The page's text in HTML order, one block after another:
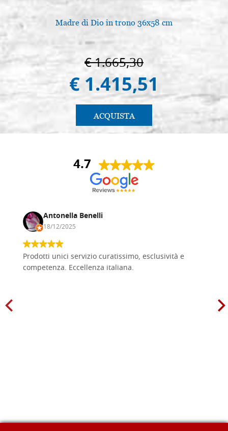
Madre di Dio in trono 36x58 cm
€ 1.665,30
€ 1.415,51
ACQUISTA
4.7
Antonella Benelli
18/12/2025
Prodotti unici servizio curatissimo, esclusività e
competenza. Eccellenza italiana.